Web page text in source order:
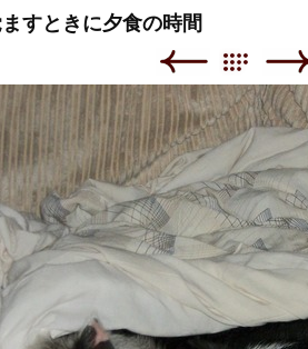
すときに夕食の時間